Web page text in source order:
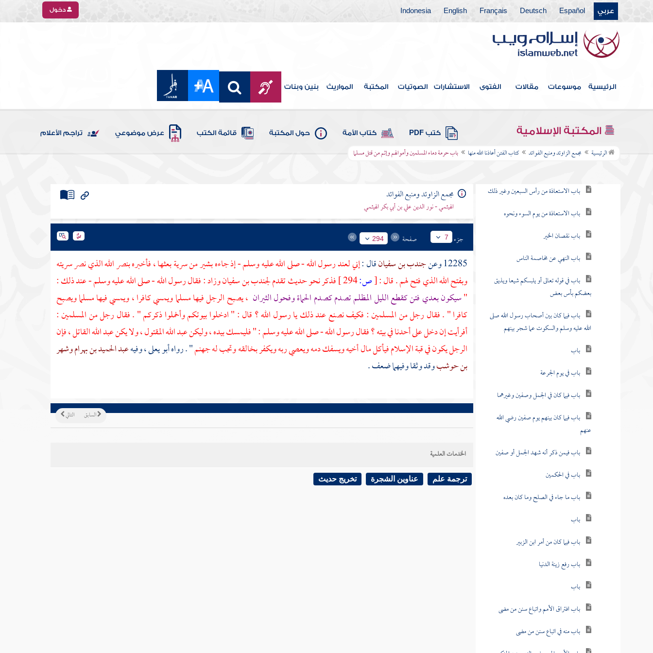
عربي Español
Deutsch
Français
English
Indonesia دخول
الرئيسية موسوعات مقالات الفتوى الاستشارات الصوتيات المكتبة المواريث بنين وبنات
المكتبة الإسلامية كتب PDF كتاب الأمة حول المكتبة قائمة الكتب عرض موضوعي تراجم الأعلام
الرئيسية مجمع الزاوئد ومنبع الفوائد كتاب الفتن أعاذنا الله منها باب حرمة دماء المسلمين وأموالهم وإثم من قتل مسلما
كتاب قتال أهل البغي
كتاب الحدود والديات
كتاب الديات
كتاب التفسير
كتاب التعبير
كتاب القدر
كتاب الفتن أعاذنا الله منها
باب الاستعاذة من رأس السبعين وغير ذلك
باب الاستعاذة من يوم السوء ونحوه
باب نقصان الخير
باب النهي عن مخاصمة الناس
باب في قوله تعالى أو يلبسكم شيعا ويذيق
بعضكم بأس بعض
باب فيما كان بين أصحاب رسول الله صلى
الله عليه وسلم والسكوت عما شجر بينهم
باب
باب في يوم الجرعة
باب فيما كان في الجمل وصفين وغيرهما
باب فيما كان بينهم يوم صفين رضي الله
عنهم
باب فيمن ذكر أنه شهد الجمل أو صفين
باب في الحكمين
باب ما جاء في الصلح وما كان بعده
باب
باب فيما كان من أمر ابن الزبير
باب رفع زينة الدنيا
باب
باب افتراق الأمم واتباع سنن من مضى
باب منه في اتباع سنن من مضى
مجمع الزاوئد ومنبع الفوائد
الهيثمي - نور الدين علي بن أبي بكر الهيثمي
جزء 7 صفحة 294
12285 وعن جندب بن سفيانقال :إني لعند رسول الله - صلى الله عليه وسلم - إذ جاءه بشير من سرية بعثها ، فأخبره بنصر الله الذي نصر سريته
وبفتح الله الذي فتح لهم . قال :[ص: فذكر نحو حديث تقدملجندب بن سفيانوزاد : فقال رسول الله - صلى الله عليه وسلم - عند ذلك :
"سيكون بعدي فتن كقطع الليل المظلم تصدم كصدم الحماة وفحول الثيران ، يصبح الرجل فيها مسلما ويمسي كافرا ، ويمسي فيها مسلما ويصبح
كافرا " . فقال رجل من المسلمين : فكيف نصنع عند ذلك يا رسول الله ؟ قال : " ادخلوا بيوتكم وأخملوا ذكركم " . فقال رجل من المسلمين :
أفرأيت إن دخل على أحدنا في بيته ؟ فقال رسول الله - صلى الله عليه وسلم : " فليمسك بيده ، وليكن عبد الله المقتول ، ولا يكن عبد الله القاتل ، فإن
الرجل يكون في قبة الإسلام فيأكل مال أخيه ويسفك دمه ويعصي ربه ويكفر بخالقه وتجب له جهنم" . رواهأبو يعلى، وفيهعبد الحميد بن بهراموشهر
بن حوشبوقد وثقا وفيهما ضعف .
التالي السابق
الخدمات العلمية
ترجمة علم عناوين الشجرة تخريج حديث